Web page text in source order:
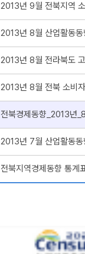
2013년 9월 전북지역
2013년 8월 산업활동동
2013년 8월 전라북도
2013년 8월 전북 소비
전북경제동향_2013년
2013년 7월 산업활동동
전북지역경제동향 통